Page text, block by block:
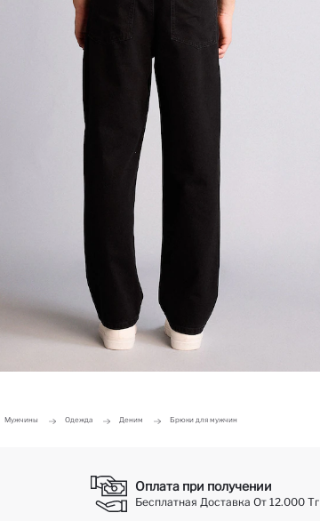
Мужчины Одежда Деним Брюки для мужчин
Оплата при получении
Бесплатная Доставка От 12.000 Тг